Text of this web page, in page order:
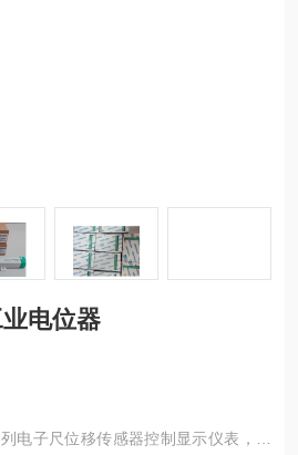
电位器
电子尺位移传感器控制显示仪表，支